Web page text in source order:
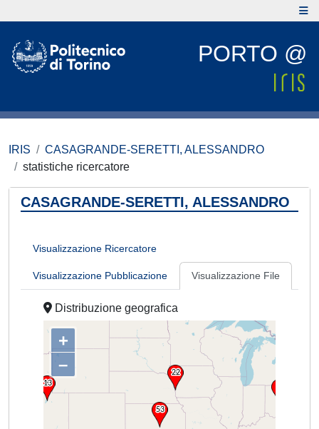
PORTO @
IRIS
CASAGRANDE-SERETTI, ALESSANDRO
statistiche ricercatore
CASAGRANDE-SERETTI, ALESSANDRO
Visualizzazione Ricercatore
Visualizzazione Pubblicazione Visualizzazione File
Distribuzione geografica
+
–